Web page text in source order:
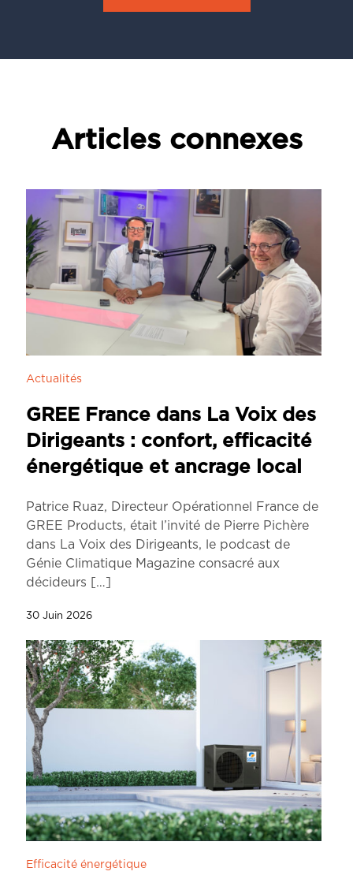
Articles connexes
Actualités
GREE France dans La Voix des
Dirigeants : confort, efficacité
énergétique et ancrage local
Patrice Ruaz, Directeur Opérationnel France de
GREE Products, était l’invité de Pierre Pichère
dans La Voix des Dirigeants, le podcast de
Génie Climatique Magazine consacré aux
décideurs […]
30 Juin 2026
Efficacité énergétique